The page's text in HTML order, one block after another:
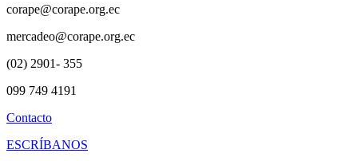
corape@corape.org.ec
mercadeo@corape.org.ec
(02) 2901- 355
099 749 4191
Contacto
ESCRÍBANOS